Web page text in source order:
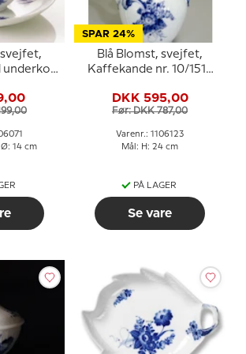
svejfet,
underkop
Royal
Ø: 14 cm
SPAR 24%
Blå Blomst, svejfet,
Kaffekande nr. 10/1517
Copenhagen
DKK 595,00
Før: DKK 787,00
Varenr.: 1106123
Mål: H: 24 cm
PÅ LAGER
Se vare